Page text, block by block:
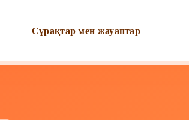
Сұрақтар мен жауаптар